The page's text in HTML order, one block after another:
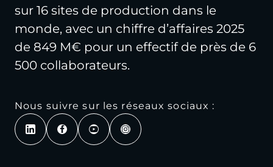
sur 16 sites de production dans le
monde, avec un chiffre d’affaires 2025
de 849 M€ pour un effectif de près de 6
500 collaborateurs.
Nous suivre sur les réseaux sociaux :